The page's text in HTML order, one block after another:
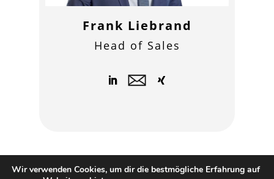
Frank Liebrand
Head of Sales
Wir verwenden Cookies, um dir die bestmögliche Erfahrung auf